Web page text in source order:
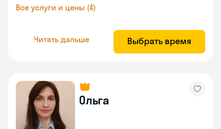
Все услуги и цены (4)
Читать дальше Выбрать время
Ольга